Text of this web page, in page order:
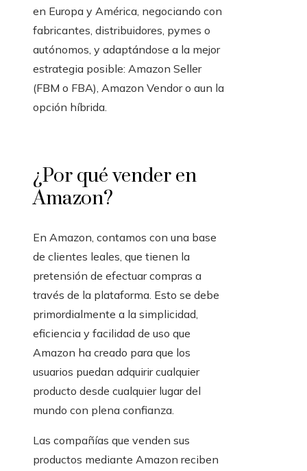
en Europa y América, negociando con
fabricantes, distribuidores, pymes o
autónomos, y adaptándose a la mejor
estrategia posible: Amazon Seller
(FBM o FBA), Amazon Vendor o aun la
opción híbrida.
¿Por qué vender en
Amazon?
En Amazon, contamos con una base
de clientes leales, que tienen la
pretensión de efectuar compras a
través de la plataforma. Esto se debe
primordialmente a la simplicidad,
eficiencia y facilidad de uso que
Amazon ha creado para que los
usuarios puedan adquirir cualquier
producto desde cualquier lugar del
mundo con plena confianza.
Las compañías que venden sus
productos mediante Amazon reciben